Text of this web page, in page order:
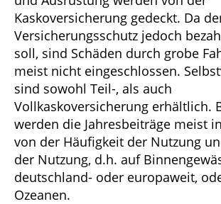
Kaskoversicherung gedeckt. Da
Versicherungsschutz jedoch
soll, sind Schäden durch grobe
meist nicht eingeschlossen.
sind sowohl Teil-, als auch
Vollkaskoversicherung erhältlich.
werden die Jahresbeiträge meist
von der Häufigkeit der Nutzung
der Nutzung, d.h. auf
deutschland- oder europaweit,
Ozeanen.